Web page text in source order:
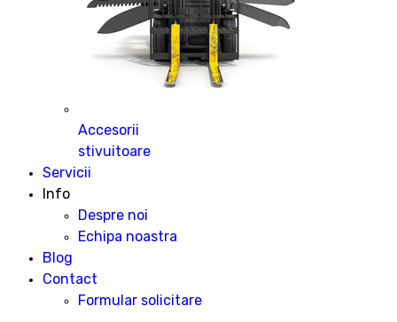
Accesorii
stivuitoare
Servicii
Info
Despre noi
Echipa noastra
Blog
Contact
Formular solicitare